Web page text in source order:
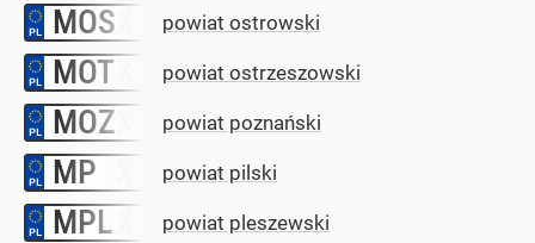
MOS powiat ostrowski
MOT powiat ostrzeszowski
MOZ powiat poznański
MP powiat pilski
MPL powiat pleszewski